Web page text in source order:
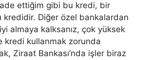
ettiğim gibi bu kredi, bir
kredidir. Diğer özel bankalardan
almaya kalksanız, çok yüksek
kredi kullanmak zorunda
Ziraat Bankası’nda işler biraz